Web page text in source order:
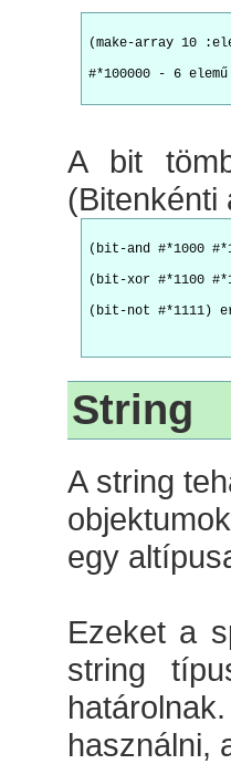
(make-array 10
#*100000 - 6
A bit
(Bitenkénti
(bit-and #*1000
(bit-xor #*1100
(bit-not #*1111)
String
A string
egy
Ezeket a
string
használni,